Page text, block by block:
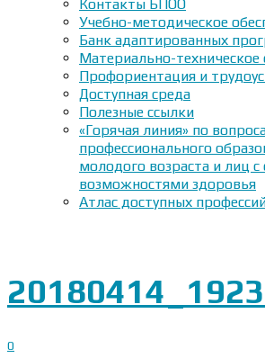
Контакты БПОО
Учебно-методическое
Банк адаптированных
Материально-техническое
Профориентация и
Доступная среда
Полезные ссылки
«Горячая линия» по
профессионального
молодого возраста и лиц
возможностями здоровья
Атлас доступных
0